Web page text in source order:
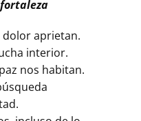
dolor aprietan.
interior.
nos habitan.